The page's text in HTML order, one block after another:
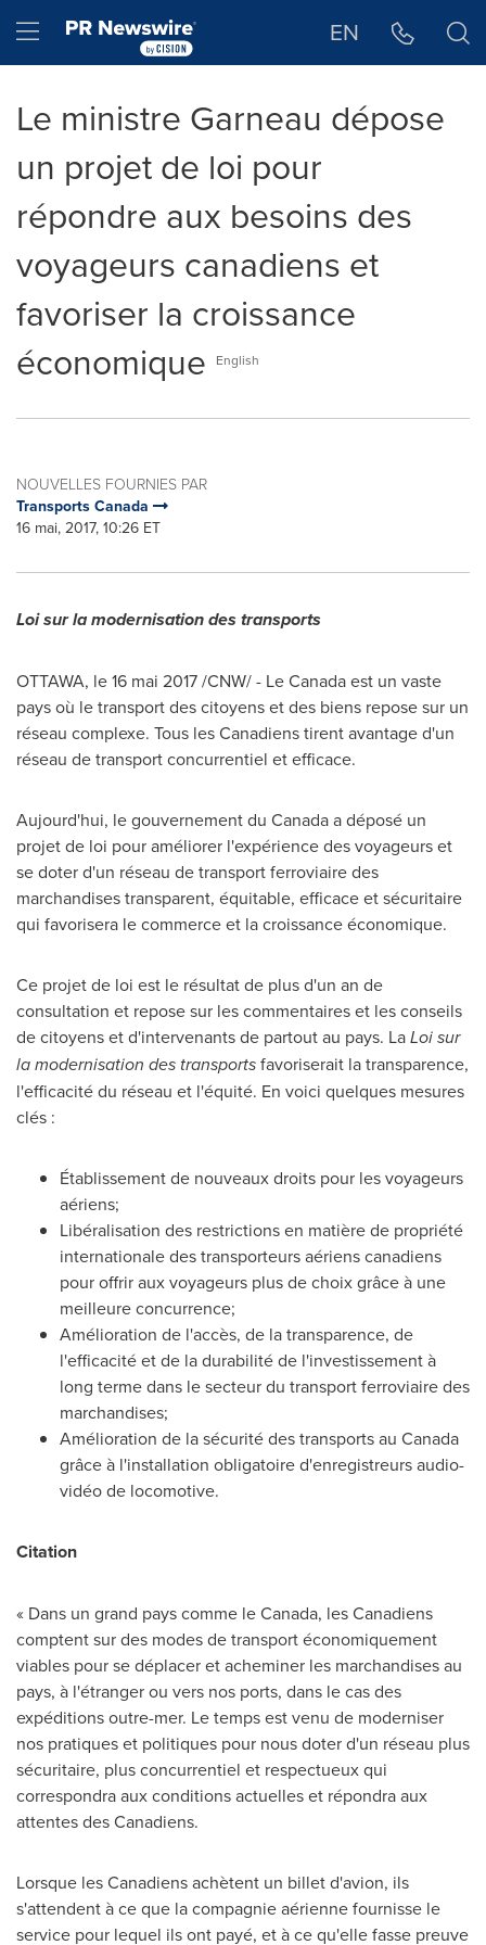
Hamburger menu EN
Le ministre Garneau dépose
un projet de loi pour
répondre aux besoins des
voyageurs canadiens et
favoriser la croissance
économique
English
NOUVELLES FOURNIES PAR
Transports Canada
16 mai, 2017, 10:26 ET
Loi sur la modernisation des transports
OTTAWA, le 16 mai 2017 /CNW/ - Le Canada est un vaste
pays où le transport des citoyens et des biens repose sur un
réseau complexe. Tous les Canadiens tirent avantage d'un
réseau de transport concurrentiel et efficace.
Aujourd'hui, le gouvernement du Canadaa déposé un
projet de loi pour améliorer l'expérience des voyageurs et
se doter d'un réseau de transport ferroviaire des
marchandises transparent, équitable, efficace et sécuritaire
qui favorisera le commerce et la croissance économique.
Ce projet de loi est le résultat de plus d'un an de
consultation et repose sur les commentaires et les conseils
de citoyens et d'intervenants de partout au pays. LaLoi sur
la modernisation des transportsfavoriserait la transparence,
l'efficacité du réseau et l'équité. En voici quelques mesures
clés :
Établissement de nouveaux droits pour les voyageurs
aériens;
Libéralisation des restrictions en matière de propriété
internationale des transporteurs aériens canadiens
pour offrir aux voyageurs plus de choix grâce à une
meilleure concurrence;
Amélioration de l'accès, de la transparence, de
l'efficacité et de la durabilité de l'investissement à
long terme dans le secteur du transport ferroviaire des
marchandises;
Amélioration de la sécurité des transports au Canada
grâce à l'installation obligatoire d'enregistreurs audio-
vidéo de locomotive.
Citation
« Dans un grand pays comme leCanada, les Canadiens
comptent sur des modes de transport économiquement
viables pour se déplacer et acheminer les marchandises au
pays, à l'étranger ou vers nos ports, dans le cas des
expéditions outre-mer. Le temps est venu de moderniser
nos pratiques et politiques pour nous doter d'un réseau plus
sécuritaire, plus concurrentiel et respectueux qui
correspondra aux conditions actuelles et répondra aux
attentes des Canadiens.
Lorsque les Canadiens achètent un billet d'avion, ils
s'attendent à ce que la compagnie aérienne fournisse le
service pour lequel ils ont payé, et à ce qu'elle fasse preuve